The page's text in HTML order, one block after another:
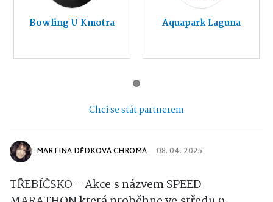
Bowling U Kmotra Aquapark Laguna
Chci se stát partnerem
MARTINA DĚDKOVÁ CHROMÁ 08. 04. 2025
TŘEBÍČSKO - Akce s názvem SPEED